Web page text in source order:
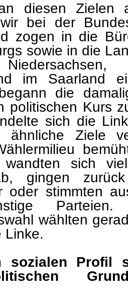
diesen Zielen
bei der
zogen in die
sowie in die
im Saarland
die
politischen Kurs
sich die
ähnliche Ziele
sich
gingen
oder stimmten
wählten
Linke.
sozialen Profil